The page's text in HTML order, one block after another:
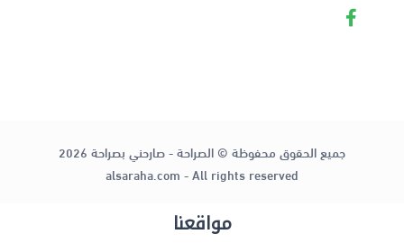
جميع الحقوق محفوظة © الصراحة - صارحني بصراحة 2026
alsaraha.com - All rights reserved